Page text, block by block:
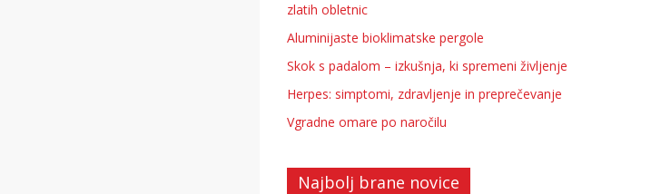
zlatih obletnic
Aluminijaste bioklimatske pergole
Skok s padalom – izkušnja, ki spremeni življenje
Herpes: simptomi, zdravljenje in preprečevanje
Vgradne omare po naročilu
Najbolj brane novice